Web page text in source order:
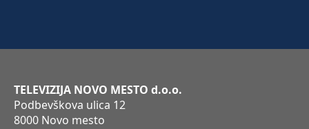
TELEVIZIJA NOVO MESTO d.o.o.
Podbevškova ulica 12
8000 Novo mesto